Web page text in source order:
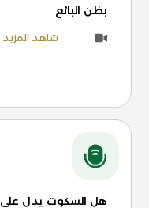
بظن البائع
شاهد المزيد
هل السكوت يدل على